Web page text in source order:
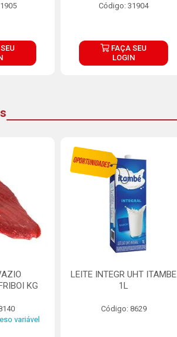
Código: 31904
FAÇA SEU
LOGIN
KG
variável
LEITE INTEGR UHT ITAMBE
1L
Código: 8629